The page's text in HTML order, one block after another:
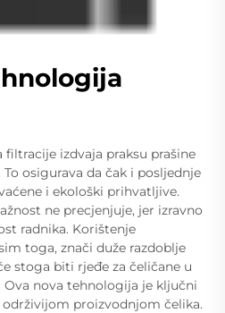
izdvaja praksu prašine
osigurava da čak i posljednje
i ekološki prihvatljive.
ne precjenjuje, jer izravno
radnika. Korištenje
toga, znači duže razdoblje
stoga biti rjeđe za čeličane u
nova tehnologija je ključni
proizvodnjom čelika.